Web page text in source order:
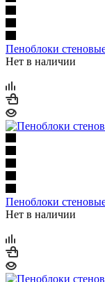
Пеноблоки
Нет в наличии
Пеноблоки
Нет в наличии